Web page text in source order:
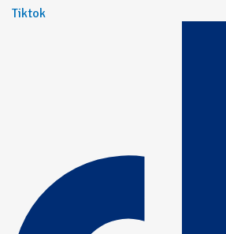
Tiktok